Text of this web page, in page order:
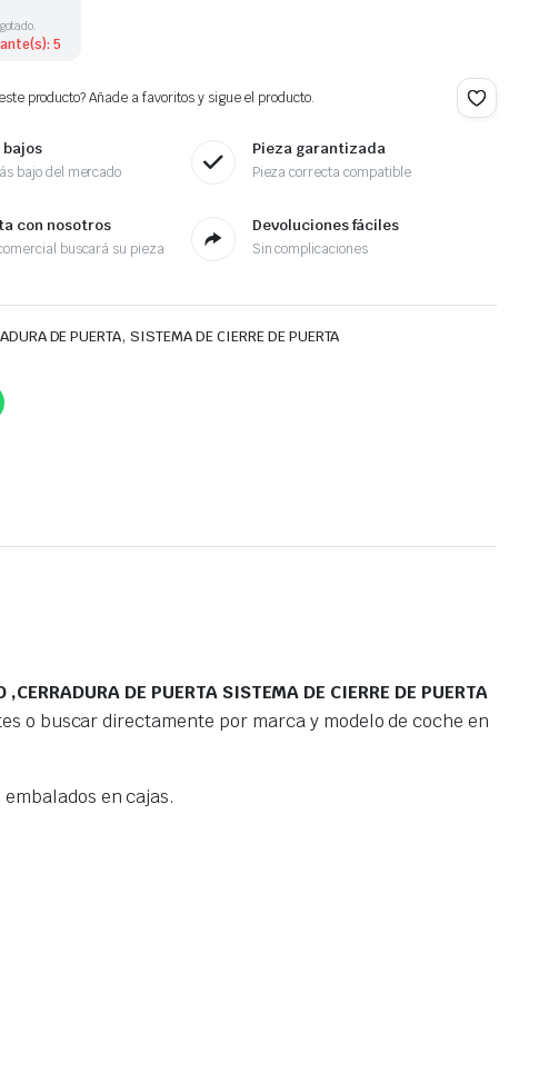
5
producto? Añade a favoritos y sigue el producto.
bajos
bajo del mercado
Pieza garantizada
Pieza correcta compatible
con nosotros
buscará su pieza
Devoluciones fáciles
Sin complicaciones
DE PUERTA, SISTEMA DE CIERRE DE PUERTA
DE PUERTA SISTEMA DE CIERRE DE PUERTA
o buscar directamente por marca y modelo de coche en
en cajas.